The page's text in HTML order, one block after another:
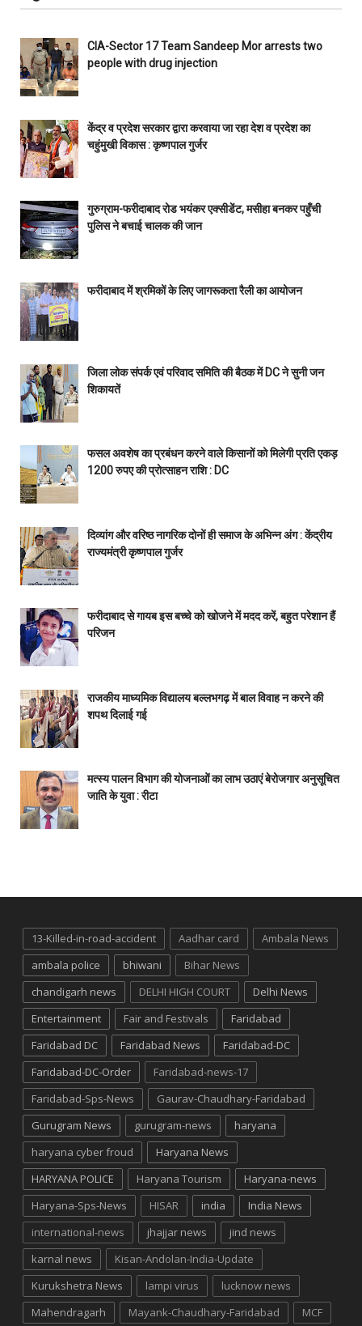
CIA-Sector 17 Team Sandeep Mor arrests two
people with drug injection
केंद्र व प्रदेश सरकार द्वारा करवाया जा रहा देश व प्रदेश का
चहुंमुखी विकास : कृष्णपाल गुर्जर
गुरुग्राम-फरीदाबाद रोड भयंकर एक्सीडेंट, मसीहा बनकर पहुँची
पुलिस ने बचाई चालक की जान
फरीदाबाद में श्रमिकों के लिए जागरूकता रैली का आयोजन
जिला लोक संपर्क एवं परिवाद समिति की बैठक में DC ने सुनी जन
शिकायतें
फसल अवशेष का प्रबंधन करने वाले किसानों को मिलेगी प्रति एकड़
1200 रुपए की प्रोत्साहन राशि : DC
दिव्यांग और वरिष्ठ नागरिक दोनों ही समाज के अभिन्न अंग : केंद्रीय
राज्यमंत्री कृष्णपाल गुर्जर
फरीदाबाद से गायब इस बच्चे को खोजने में मदद करें, बहुत परेशान हैं
परिजन
राजकीय माध्यमिक विद्यालय बल्लभगढ़ में बाल विवाह न करने की
शपथ दिलाई गई
मत्स्य पालन विभाग की योजनाओं का लाभ उठाएं बेरोजगार अनुसूचित
जाति के युवा : रीटा
13-Killed-in-road-accident Aadhar card
Ambala News
ambala police
bhiwani
Bihar News
chandigarh news
DELHI HIGH COURT
Delhi News
Entertainment
Fair and Festivals
Faridabad
Faridabad DC
Faridabad News
Faridabad-DC
Faridabad-DC-Order
Faridabad-news-17
Faridabad-Sps-News
Gaurav-Chaudhary-Faridabad
Gurugram News
gurugram-news
haryana
haryana cyber froud
Haryana News
HARYANA POLICE
Haryana Tourism
Haryana-news
Haryana-Sps-News
HISAR india
India News
international-news
jhajjar news
jind news
karnal news
Kisan-Andolan-India-Update
Kurukshetra News
lampi virus
lucknow news
Mahendragarh
Mayank-Chaudhary-Faridabad MCF